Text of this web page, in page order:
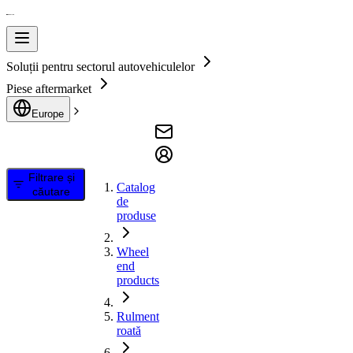
Soluții pentru sectorul autovehiculelor
Piese aftermarket
Europe
Filtrare și
căutare
Catalog
de
produse
Wheel
end
products
Rulment
roată